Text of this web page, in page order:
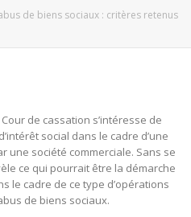
de biens sociaux : critères retenus
Cour de cassation s’intéresse de
social dans le cadre d’une
une société commerciale. Sans se
ce qui pourrait être la démarche
le cadre de ce type d’opérations
de biens sociaux.